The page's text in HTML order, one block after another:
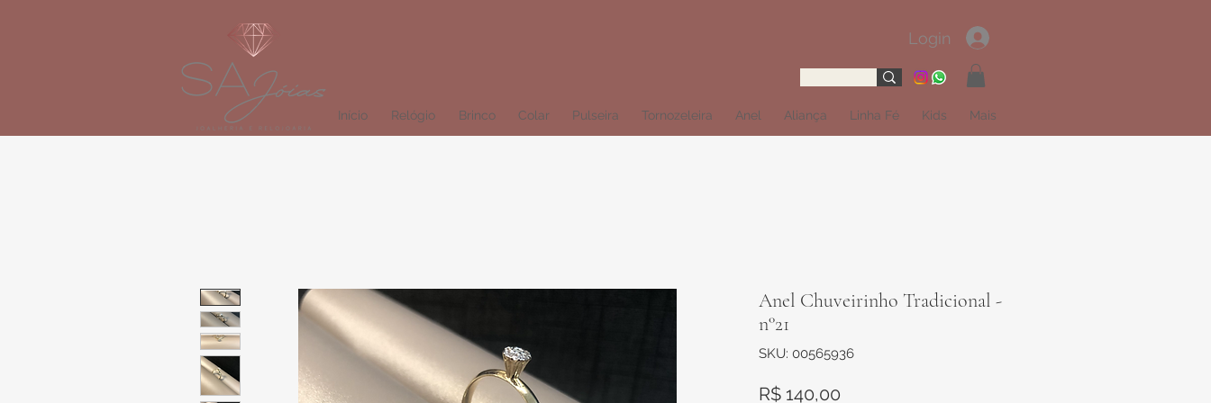
Login
Início Relógio Brinco Colar Pulseira Tornozeleira Anel Aliança Linha Fé Kids Mais
Anel Chuveirinho Tradicional -
n°21
SKU: 00565936
R$ 140,00